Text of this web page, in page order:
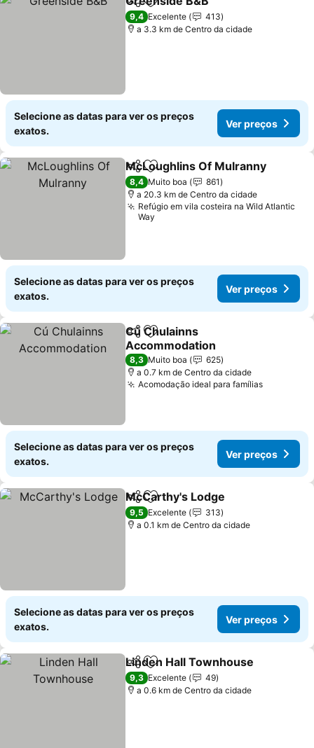
PartilharAdicionar aos favoritos
9,4 Excelente
413
a 3.3 km de Centro da cidade
Selecione as datas para ver os preços
exatos.
Ver preços
PartilharAdicionar aos favoritos
McLoughlins Of Mulranny
8,4 Muito boa
861
a 20.3 km de Centro da cidade
Refúgio em vila costeira na Wild Atlantic
Way
Selecione as datas para ver os preços
exatos.
Ver preços
PartilharAdicionar aos favoritos
Cú Chulainns
Accommodation
8,3 Muito boa
625
a 0.7 km de Centro da cidade
Acomodação ideal para famílias
Selecione as datas para ver os preços
exatos.
Ver preços
PartilharAdicionar aos favoritos
McCarthy's Lodge
9,5 Excelente
313
a 0.1 km de Centro da cidade
Selecione as datas para ver os preços
exatos.
Ver preços
PartilharAdicionar aos favoritos
Linden Hall Townhouse
9,3 Excelente
49
a 0.6 km de Centro da cidade